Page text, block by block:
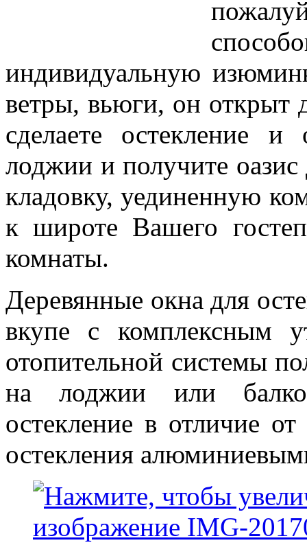
индивидуальную
ветры, вьюги, он открыт
сделаете остекление
лоджии и получите
кладовку, уединенную
к широте Вашего
комнаты.
Деревянные окна для
вкупе с комплексным
отопительной системы
на лоджии или
остекление в отличие
остекления